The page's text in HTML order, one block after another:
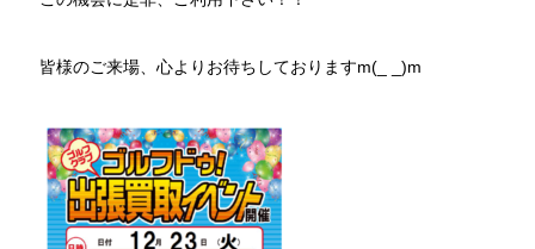
皆様のご来場、心よりお待ちしておりますm(_ _)m